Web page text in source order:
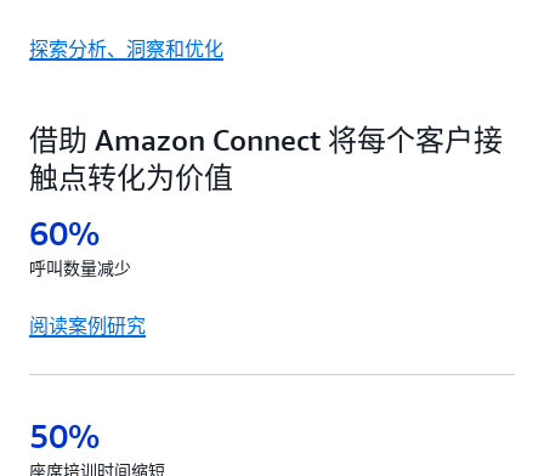
探索分析、洞察和优化
借助 Amazon Connect 将每个客户接
触点转化为价值
60%
呼叫数量减少
阅读案例研究
50%
座席培训时间缩短